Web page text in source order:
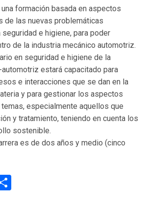
formación basada en aspectos
de las nuevas problemáticas
e higiene, para poder
de la industria mecánico automotriz.
en seguridad e higiene de la
estará capacitado para
e interacciones que se dan en la
y para gestionar los aspectos
especialmente aquellos que
y tratamiento, teniendo en cuenta los
sostenible.
es de dos años y medio (cinco